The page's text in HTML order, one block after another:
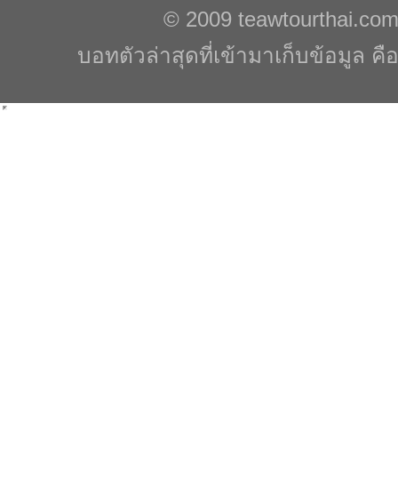
© 2009 teawtourthai.com
บอทตัวล่าสุดที่เข้ามาเก็บข้อมูล คือ